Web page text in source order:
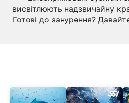
висвітлюють надзвичайну
Готові до занурення?